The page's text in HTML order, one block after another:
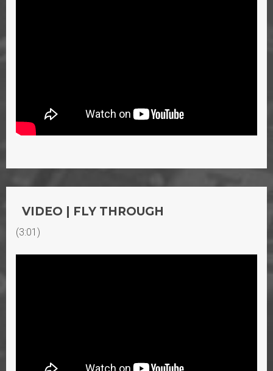
VIDEO | FLY THROUGH
(3:01)